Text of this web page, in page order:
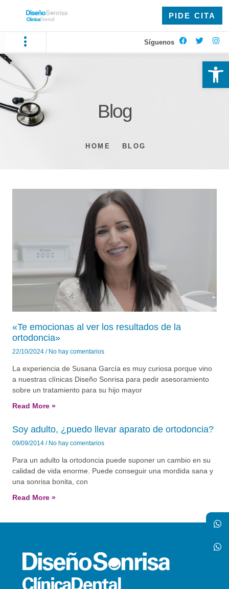
PIDE CITA
Síguenos
Blog
HOME BLOG
«Te emocionas al ver los resultados de la
ortodoncia»
22/10/2024 No hay comentarios
La experiencia de Susana García es muy curiosa porque vino
a nuestras clínicas Diseño Sonrisa para pedir asesoramiento
sobre un tratamiento para su hijo mayor
Read More »
Soy adulto, ¿puedo llevar aparato de ortodoncia?
09/09/2014 No hay comentarios
Para un adulto la ortodoncia puede suponer un cambio en su
calidad de vida enorme. Puede conseguir una mordida sana y
una sonrisa bonita, con
Read More »